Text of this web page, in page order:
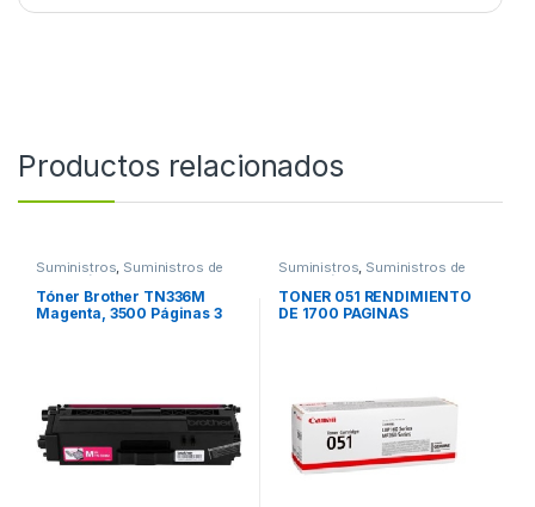
Productos relacionados
Suministros Suministros de
Impresión
Tóner Brother TN336M
Magenta, 3500 Páginas 3
Suministros Suministros de
Impresión
TONER 051 RENDIMIENTO
DE 1700 PAGINAS